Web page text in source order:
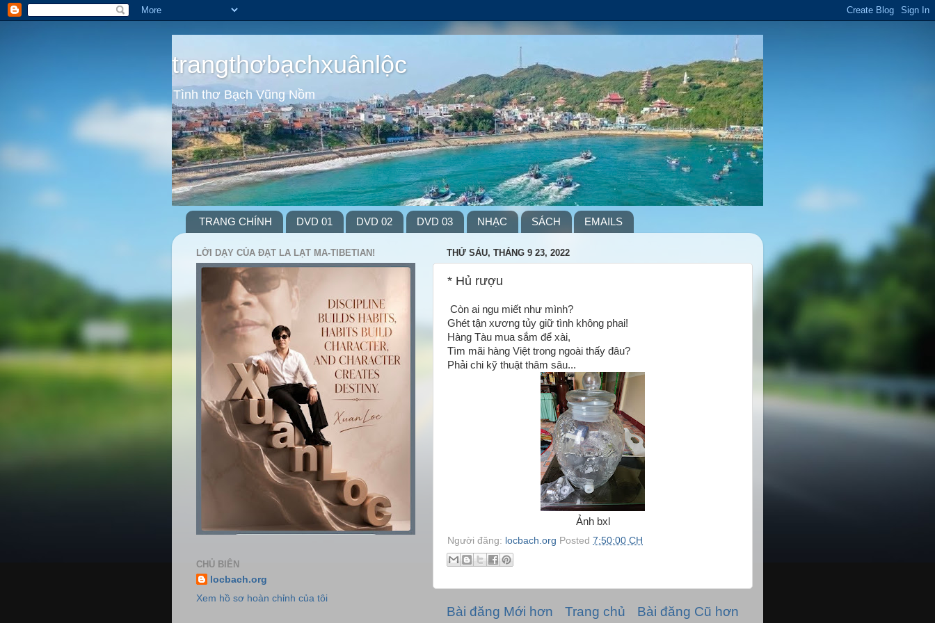
trangthơbạchxuânlộc
Tình thơ Bạch Vũng Nồm
TRANG CHÍNH DVD 01 DVD 02 DVD 03 NHẠC SÁCH EMAILS
THỨ SÁU, THÁNG 9 23, 2022
* Hủ rượu
Còn ai ngu miết như mình?
Ghét tận xương tủy giữ tình không phai!
Hàng Tàu mua sắm để xài,
Tìm mãi hàng Việt trong ngoài thấy đâu?
Phải chi kỹ thuật thâm sâu...
Ảnh bxl
Người đăng: locbach.org Posted 7:50:00 CH
Bài đăng Mới hơn Bài đăng Cũ hơn
Trang chủ
LỜI DẠY CỦA ĐẠT LA LẠT MA-TIBETIAN!
CHỦ BIÊN
locbach.org
Xem hồ sơ hoàn chỉnh của tôi